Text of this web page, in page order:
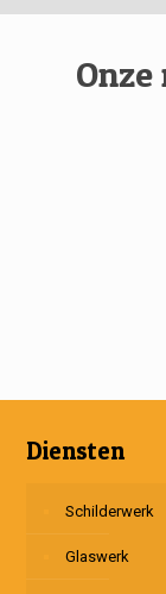
Diensten
Schilderwerk
Glaswerk